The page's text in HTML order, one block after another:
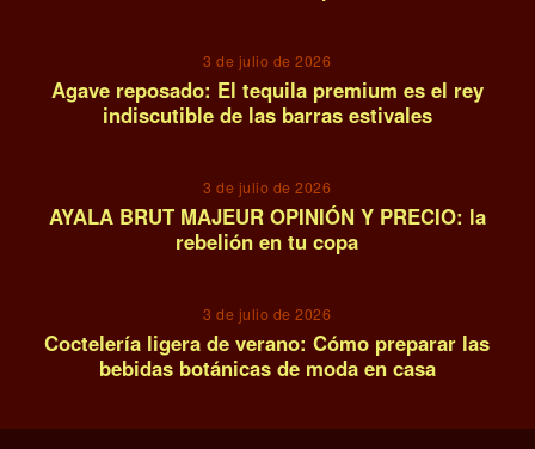
3 de julio de 2026
Agave reposado: El tequila premium es el rey
indiscutible de las barras estivales
3 de julio de 2026
AYALA BRUT MAJEUR OPINIÓN Y PRECIO: la
rebelión en tu copa
3 de julio de 2026
Coctelería ligera de verano: Cómo preparar las
bebidas botánicas de moda en casa